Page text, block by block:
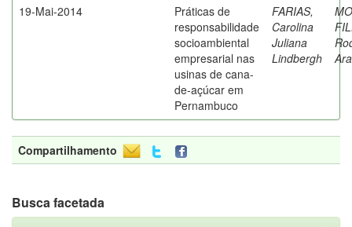
19-Mai-2014
Práticas de
responsabilidade
socioambiental
empresarial nas
usinas de cana-
de-açúcar em
Pernambuco
FARIAS,
Carolina
Juliana
Lindbergh
Compartilhamento
Busca facetada